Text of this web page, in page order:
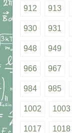
912 913
930 931
948 949
966 967
984 985
1002 1003
1017 1018